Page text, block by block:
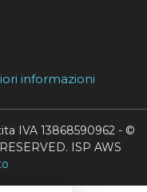
informazioni
IVA 13868590962 - ©
ISP AWS